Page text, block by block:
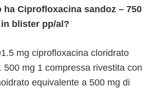
Ciprofloxacina sandoz – 750
blister pp/al?
mg ciprofloxacina cloridrato
mg 1 compressa rivestita con
equivalente a 500 mg di